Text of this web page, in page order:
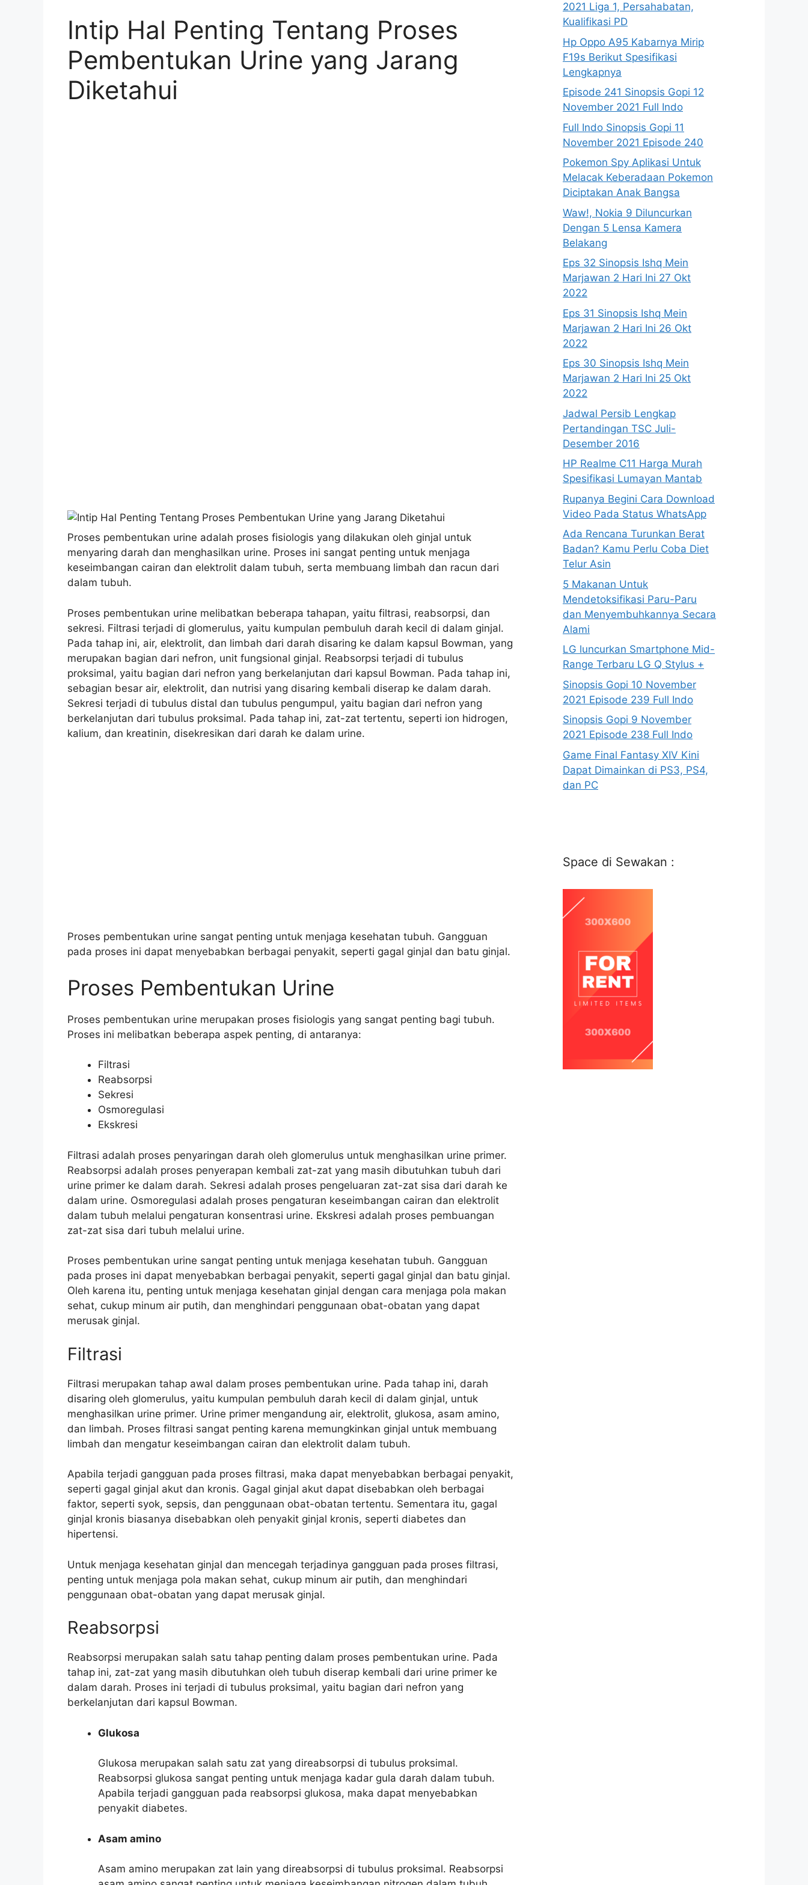
Intip Hal Penting Tentang Proses
Pembentukan Urine yang Jarang
Diketahui
Proses pembentukan urine adalah proses fisiologis yang dilakukan oleh ginjal untuk
menyaring darah dan menghasilkan urine. Proses ini sangat penting untuk menjaga
keseimbangan cairan dan elektrolit dalam tubuh, serta membuang limbah dan racun dari
dalam tubuh.
Proses pembentukan urine melibatkan beberapa tahapan, yaitu filtrasi, reabsorpsi, dan
sekresi. Filtrasi terjadi di glomerulus, yaitu kumpulan pembuluh darah kecil di dalam ginjal.
Pada tahap ini, air, elektrolit, dan limbah dari darah disaring ke dalam kapsul Bowman, yang
merupakan bagian dari nefron, unit fungsional ginjal. Reabsorpsi terjadi di tubulus
proksimal, yaitu bagian dari nefron yang berkelanjutan dari kapsul Bowman. Pada tahap ini,
sebagian besar air, elektrolit, dan nutrisi yang disaring kembali diserap ke dalam darah.
Sekresi terjadi di tubulus distal dan tubulus pengumpul, yaitu bagian dari nefron yang
berkelanjutan dari tubulus proksimal. Pada tahap ini, zat-zat tertentu, seperti ion hidrogen,
kalium, dan kreatinin, disekresikan dari darah ke dalam urine.
Proses pembentukan urine sangat penting untuk menjaga kesehatan tubuh. Gangguan
pada proses ini dapat menyebabkan berbagai penyakit, seperti gagal ginjal dan batu ginjal.
Proses Pembentukan Urine
Proses pembentukan urine merupakan proses fisiologis yang sangat penting bagi tubuh.
Proses ini melibatkan beberapa aspek penting, di antaranya:
Filtrasi
Reabsorpsi
Sekresi
Osmoregulasi
Ekskresi
Filtrasi adalah proses penyaringan darah oleh glomerulus untuk menghasilkan urine primer.
Reabsorpsi adalah proses penyerapan kembali zat-zat yang masih dibutuhkan tubuh dari
urine primer ke dalam darah. Sekresi adalah proses pengeluaran zat-zat sisa dari darah ke
dalam urine. Osmoregulasi adalah proses pengaturan keseimbangan cairan dan elektrolit
dalam tubuh melalui pengaturan konsentrasi urine. Ekskresi adalah proses pembuangan
zat-zat sisa dari tubuh melalui urine.
Proses pembentukan urine sangat penting untuk menjaga kesehatan tubuh. Gangguan
pada proses ini dapat menyebabkan berbagai penyakit, seperti gagal ginjal dan batu ginjal.
Oleh karena itu, penting untuk menjaga kesehatan ginjal dengan cara menjaga pola makan
sehat, cukup minum air putih, dan menghindari penggunaan obat-obatan yang dapat
merusak ginjal.
Filtrasi
Filtrasi merupakan tahap awal dalam proses pembentukan urine. Pada tahap ini, darah
disaring oleh glomerulus, yaitu kumpulan pembuluh darah kecil di dalam ginjal, untuk
menghasilkan urine primer. Urine primer mengandung air, elektrolit, glukosa, asam amino,
dan limbah. Proses filtrasi sangat penting karena memungkinkan ginjal untuk membuang
limbah dan mengatur keseimbangan cairan dan elektrolit dalam tubuh.
Apabila terjadi gangguan pada proses filtrasi, maka dapat menyebabkan berbagai penyakit,
seperti gagal ginjal akut dan kronis. Gagal ginjal akut dapat disebabkan oleh berbagai
faktor, seperti syok, sepsis, dan penggunaan obat-obatan tertentu. Sementara itu, gagal
ginjal kronis biasanya disebabkan oleh penyakit ginjal kronis, seperti diabetes dan
hipertensi.
Untuk menjaga kesehatan ginjal dan mencegah terjadinya gangguan pada proses filtrasi,
penting untuk menjaga pola makan sehat, cukup minum air putih, dan menghindari
penggunaan obat-obatan yang dapat merusak ginjal.
Reabsorpsi
Reabsorpsi merupakan salah satu tahap penting dalam proses pembentukan urine. Pada
tahap ini, zat-zat yang masih dibutuhkan oleh tubuh diserap kembali dari urine primer ke
dalam darah. Proses ini terjadi di tubulus proksimal, yaitu bagian dari nefron yang
berkelanjutan dari kapsul Bowman.
Glukosa
Glukosa merupakan salah satu zat yang direabsorpsi di tubulus proksimal.
Reabsorpsi glukosa sangat penting untuk menjaga kadar gula darah dalam tubuh.
Apabila terjadi gangguan pada reabsorpsi glukosa, maka dapat menyebabkan
penyakit diabetes.
Asam amino
Asam amino merupakan zat lain yang direabsorpsi di tubulus proksimal. Reabsorpsi
2021 Liga 1, Persahabatan,
Kualifikasi PD
Hp Oppo A95 Kabarnya Mirip
F19s Berikut Spesifikasi
Lengkapnya
Episode 241 Sinopsis Gopi 12
November 2021 Full Indo
Full Indo Sinopsis Gopi 11
November 2021 Episode 240
Pokemon Spy Aplikasi Untuk
Melacak Keberadaan Pokemon
Diciptakan Anak Bangsa
Waw!, Nokia 9 Diluncurkan
Dengan 5 Lensa Kamera
Belakang
Eps 32 Sinopsis Ishq Mein
Marjawan 2 Hari Ini 27 Okt
2022
Eps 31 Sinopsis Ishq Mein
Marjawan 2 Hari Ini 26 Okt
2022
Eps 30 Sinopsis Ishq Mein
Marjawan 2 Hari Ini 25 Okt
2022
Jadwal Persib Lengkap
Pertandingan TSC Juli-
Desember 2016
HP Realme C11 Harga Murah
Spesifikasi Lumayan Mantab
Rupanya Begini Cara Download
Video Pada Status WhatsApp
Ada Rencana Turunkan Berat
Badan? Kamu Perlu Coba Diet
Telur Asin
5 Makanan Untuk
Mendetoksifikasi Paru-Paru
dan Menyembuhkannya Secara
Alami
LG luncurkan Smartphone Mid-
Range Terbaru LG Q Stylus +
Sinopsis Gopi 10 November
2021 Episode 239 Full Indo
Sinopsis Gopi 9 November
2021 Episode 238 Full Indo
Game Final Fantasy XIV Kini
Dapat Dimainkan di PS3, PS4,
dan PC
Space di Sewakan :